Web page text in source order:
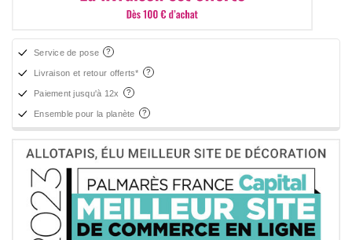
Service de pose
Livraison et retour offerts*
Paiement jusqu'à 12x
Ensemble pour la planète